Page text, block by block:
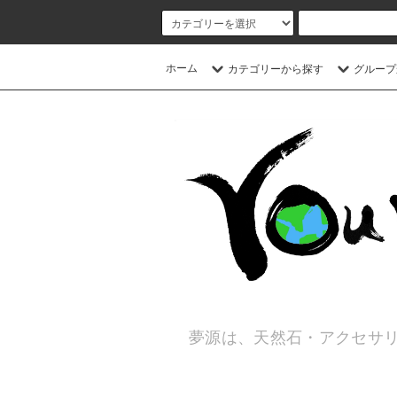
ホーム カテゴリーから探す グルー
夢源は、天然石・アクセサ